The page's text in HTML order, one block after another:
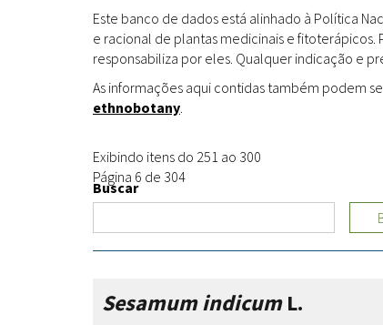
Este banco de dados está alinhado à Política
e racional de plantas medicinais e fitoterápicos.
responsabiliza por eles. Qualquer indicação e
As informações aqui contidas também podem
ethnobotany.
Exibindo itens do 251 ao 300
Página 6 de 304
Buscar
Sesamum indicumL.